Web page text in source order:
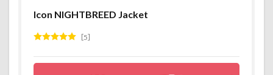
Icon NIGHTBREED Jacket
5